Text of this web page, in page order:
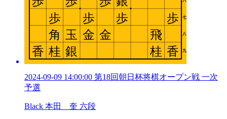
2024-09-09 14:00:00 第18回朝日杯将棋オープン戦 一次
予選
Black 本田 奎 六段